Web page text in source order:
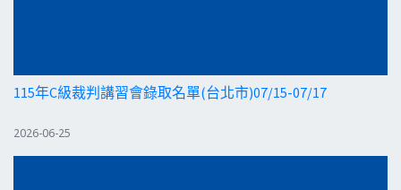
115年C級裁判講習會錄取名單(台北市)07/15-07/17
2026-06-25